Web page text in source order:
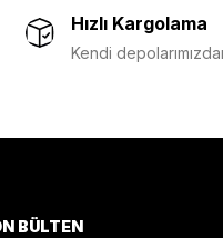
Hızlı Kargolama
Kendi
BÜLTEN